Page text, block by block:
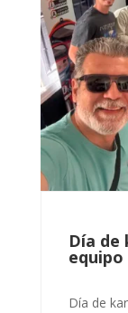
Día de
equipo
Día de